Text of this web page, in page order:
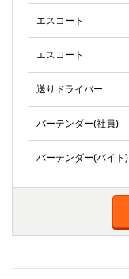
エスコート
エスコート
送りドライバー
バーテンダー(社員)
バーテンダー(バイト)